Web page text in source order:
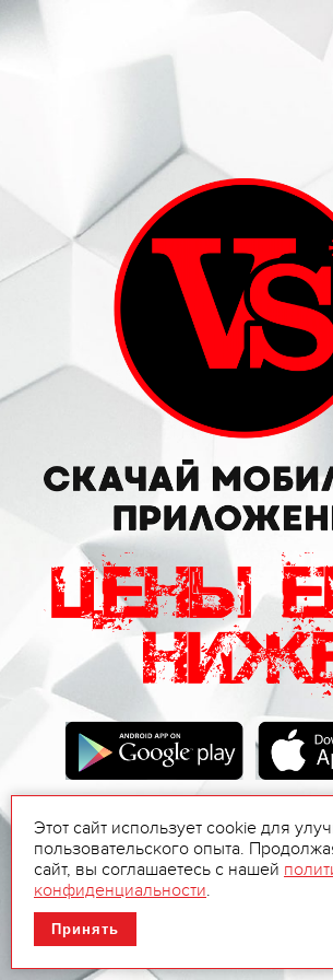
ВИННЫЙ СКЛАД
Этот сайт использует cookie для
пользовательского опыта.
сайт, вы соглашаетесь с нашей
конфиденциальности.
Принять